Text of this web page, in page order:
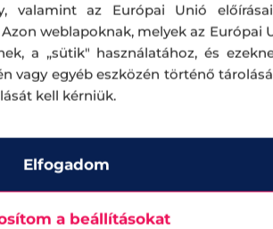
valamint az Európai Unió
weblapoknak, melyek az Európai
a „sütik" használatához, és
vagy egyéb eszközén történő
kell kérniük.
Elfogadom
a beállításokat